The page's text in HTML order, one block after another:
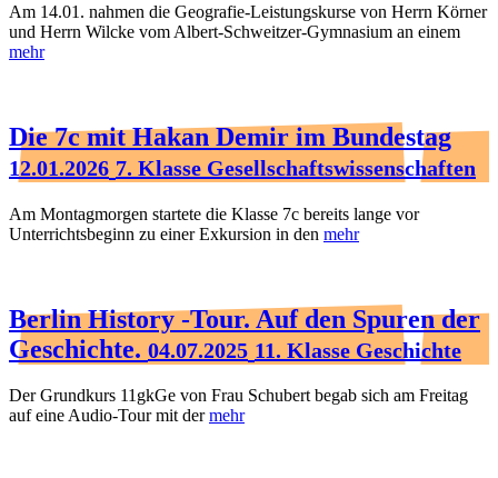
Am 14.01. nahmen die Geografie-Leistungskurse von Herrn Körner
und Herrn Wilcke vom Albert-Schweitzer-Gymnasium an einem
mehr
Die 7c mit Hakan Demir im Bundestag
12.01.2026 7. Klasse Gesellschaftswissenschaften
Am Montagmorgen startete die Klasse 7c bereits lange vor
Unterrichtsbeginn zu einer Exkursion in den mehr
Berlin History -Tour. Auf den Spuren der
Geschichte. 04.07.2025 11. Klasse Geschichte
Der Grundkurs 11gkGe von Frau Schubert begab sich am Freitag
auf eine Audio-Tour mit dermehr